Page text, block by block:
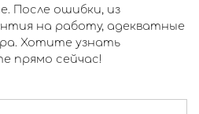
После ошибки, из
на работу, адекватные
Хотите узнать
прямо сейчас!